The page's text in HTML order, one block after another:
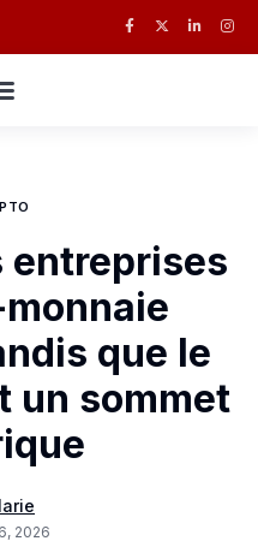
entreprises
que le
un sommet
2026